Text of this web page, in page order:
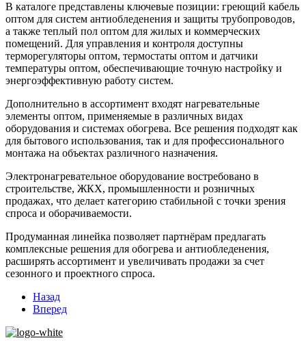
В каталоге представлены ключевые позиции: греющий кабель
оптом для систем антиобледенения и защиты трубопроводов,
а также теплый пол оптом для жилых и коммерческих
помещений. Для управления и контроля доступны
терморегуляторы оптом, термостаты оптом и датчики
температуры оптом, обеспечивающие точную настройку и
энергоэффективную работу систем.
Дополнительно в ассортимент входят нагревательные
элементы оптом, применяемые в различных видах
оборудования и системах обогрева. Все решения подходят как
для бытового использования, так и для профессионального
монтажа на объектах различного назначения.
Электронагревательное оборудование востребовано в
строительстве, ЖКХ, промышленности и розничных
продажах, что делает категорию стабильной с точки зрения
спроса и оборачиваемости.
Продуманная линейка позволяет партнёрам предлагать
комплексные решения для обогрева и антиобледенения,
расширять ассортимент и увеличивать продажи за счет
сезонного и проектного спроса.
Назад
Вперед